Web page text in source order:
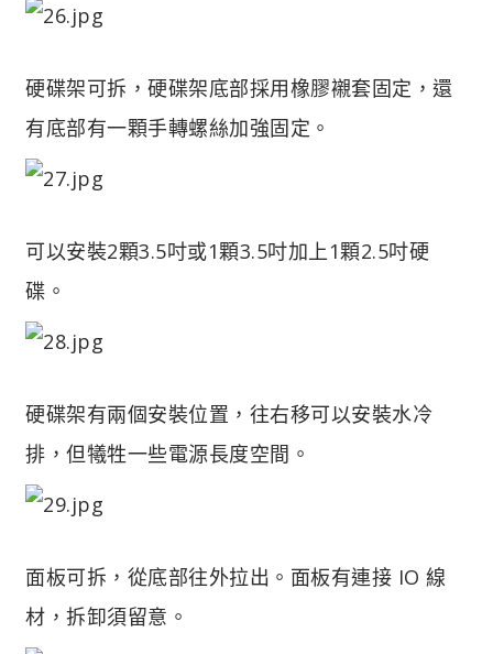
硬碟架可拆，硬碟架底部採用橡膠襯套固定，還
有底部有一顆手轉螺絲加強固定。
可以安裝2顆3.5吋或1顆3.5吋加上1顆2.5吋硬
碟。
硬碟架有兩個安裝位置，往右移可以安裝水冷
排，但犧牲一些電源長度空間。
面板可拆，從底部往外拉出。面板有連接 IO 線
材，拆卸須留意。